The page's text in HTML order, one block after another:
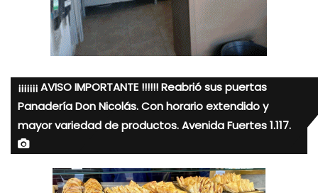
¡¡¡¡¡¡¡ AVISO IMPORTANTE !!!!!! Reabrió sus puertas
Panadería Don Nicolás. Con horario extendido y
mayor variedad de productos. Avenida Fuertes 1.117.